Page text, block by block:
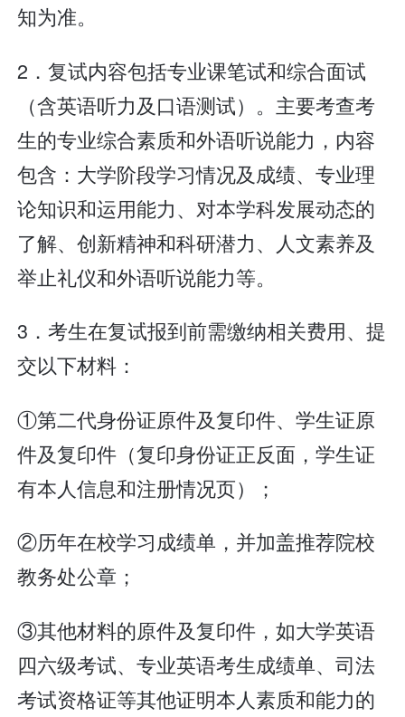
知为准。
2．复试内容包括专业课笔试和综合面试
（含英语听力及口语测试）。主要考查考
生的专业综合素质和外语听说能力，内容
包含：大学阶段学习情况及成绩、专业理
论知识和运用能力、对本学科发展动态的
了解、创新精神和科研潜力、人文素养及
举止礼仪和外语听说能力等。
3．考生在复试报到前需缴纳相关费用、提
交以下材料：
①第二代身份证原件及复印件、学生证原
件及复印件（复印身份证正反面，学生证
有本人信息和注册情况页）；
②历年在校学习成绩单，并加盖推荐院校
教务处公章；
③其他材料的原件及复印件，如大学英语
四六级考试、专业英语考生成绩单、司法
考试资格证等其他证明本人素质和能力的